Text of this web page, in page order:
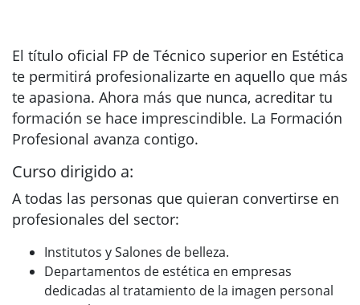
El título oficial FP de Técnico superior en Estética
te permitirá profesionalizarte en aquello que más
te apasiona. Ahora más que nunca, acreditar tu
formación se hace imprescindible. La Formación
Profesional avanza contigo.
Curso dirigido a:
A todas las personas que quieran convertirse en
profesionales del sector:
Institutos y Salones de belleza.
Departamentos de estética en empresas
dedicadas al tratamiento de la imagen personal